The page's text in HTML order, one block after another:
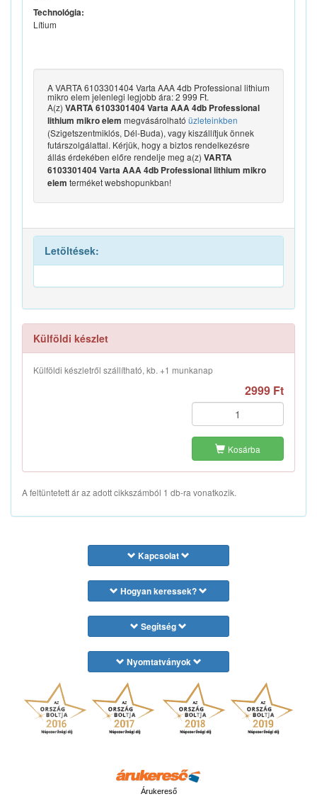
Technológia:
Lítium
A VARTA 6103301404 Varta AAA 4db Professional lithium
mikro elem jelenlegi legjobb ára: 2 999 Ft.
A(z) VARTA 6103301404 Varta AAA 4db Professional
lithium mikro elem megvásárolható üzleteinkben
(Szigetszentmiklós, Dél-Buda), vagy kiszállítjuk önnek
futárszolgálattal. Kérjük, hogy a biztos rendelkezésre
állás érdekében előre rendelje meg a(z) VARTA
6103301404 Varta AAA 4db Professional lithium mikro
elem terméket webshopunkban!
Letöltések:
Külföldi készlet
Külföldi készletről szállítható, kb. +1 munkanap
2999 Ft
Kosárba
A feltüntetett ár az adott cikkszámból 1 db-ra vonatkozik.
Kapcsolat
Hogyan keressek?
Segítség
Nyomtatványok
Árukereső